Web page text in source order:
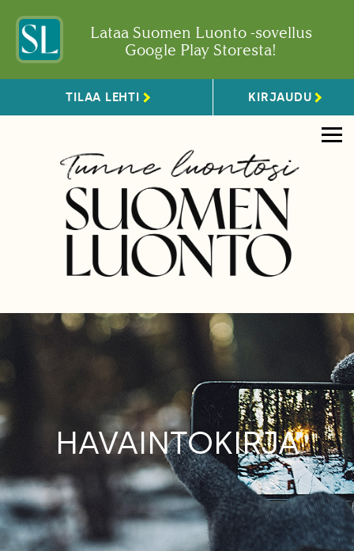
Lataa Suomen Luonto -sovellus
Google Play Storesta!
TILAA LEHTI KIRJAUDU
HAVAINTOKIRJA